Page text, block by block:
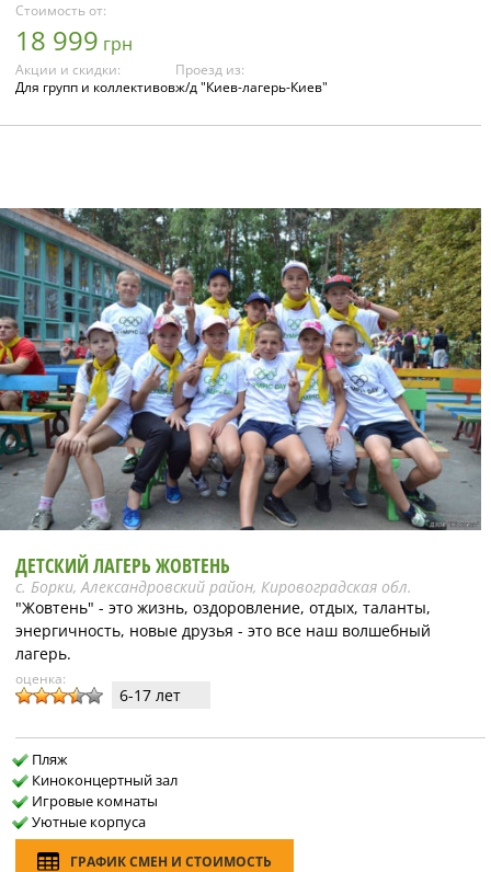
Стоимость от:
18 999 грн
Акции и скидки:
Для групп и коллективов
Проезд из:
ж/д "Киев-лагерь-Киев"
ДЕТСКИЙ ЛАГЕРЬ ЖОВТЕНЬ
с. Борки, Александровский район, Кировоградская обл.
"Жовтень" - это жизнь, оздоровление, отдых, таланты,
энергичность, новые друзья - это все наш волшебный
лагерь.
оценка:
6-17 лет
Пляж
Киноконцертный зал
Игровые комнаты
Уютные корпуса
ГРАФИК СМЕН И СТОИМОСТЬ